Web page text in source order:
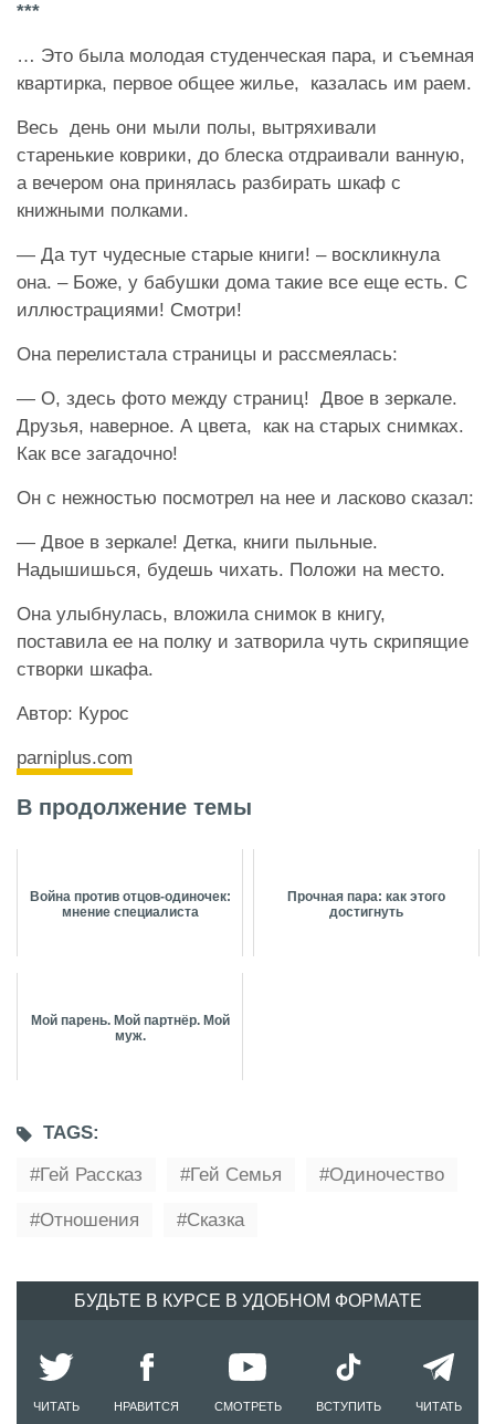
***
… Это была молодая студенческая пара, и съемная
квартирка, первое общее жилье, казалась им раем.
Весь день они мыли полы, вытряхивали
старенькие коврики, до блеска отдраивали ванную,
а вечером она принялась разбирать шкаф с
книжными полками.
— Да тут чудесные старые книги! – воскликнула
она. – Боже, у бабушки дома такие все еще есть. С
иллюстрациями! Смотри!
Она перелистала страницы и рассмеялась:
— О, здесь фото между страниц! Двое в зеркале.
Друзья, наверное. А цвета, как на старых снимках.
Как все загадочно!
Он с нежностью посмотрел на нее и ласково сказал:
— Двое в зеркале! Детка, книги пыльные.
Надышишься, будешь чихать. Положи на место.
Она улыбнулась, вложила снимок в книгу,
поставила ее на полку и затворила чуть скрипящие
створки шкафа.
Автор: Курос
parniplus.com
В продолжение темы
Война против отцов-одиночек:
мнение специалиста
Прочная пара: как этого
достигнуть
Мой парень. Мой партнёр. Мой
муж.
TAGS:
Гей Рассказ
Гей Семья Одиночество
Отношения Сказка
БУДЬТЕ В КУРСЕ В УДОБНОМ ФОРМАТЕ
ЧИТАТЬ НРАВИТСЯ СМОТРЕТЬ ВСТУПИТЬ ЧИТАТЬ